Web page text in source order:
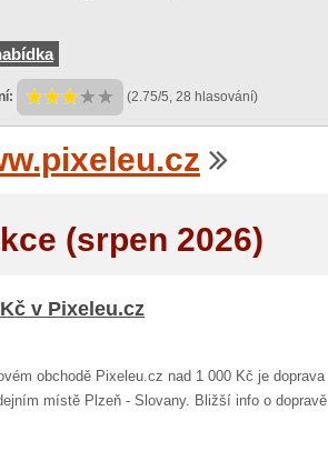
(2.75/5, 28 hlasování)
(srpen 2026)
v Pixeleu.cz
obchodě Pixeleu.cz nad 1 000 Kč je doprava
místě Plzeň - Slovany. Bližší info o dopravě